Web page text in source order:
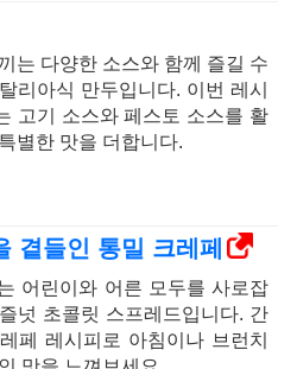
는 다양한 소스와 함께 즐길 수
리아식 만두입니다. 이번 레시
고기 소스와 페스토 소스를 활
별한 맛을 더합니다.
곁들인 통밀 크레페
어린이와 어른 모두를 사로잡
넛 초콜릿 스프레드입니다. 간
페 레시피로 아침이나 브런치